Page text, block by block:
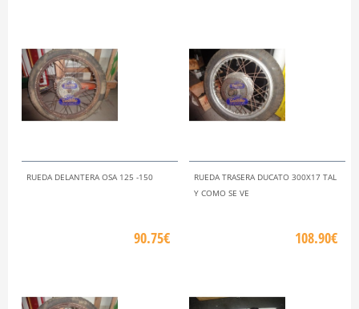
RUEDA DELANTERA OSA 125 -150
90.75€
RUEDA TRASERA DUCATO 300X17 TAL
Y COMO SE VE
108.90€